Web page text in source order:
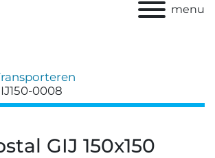
menu
0008
GIJ 150x150